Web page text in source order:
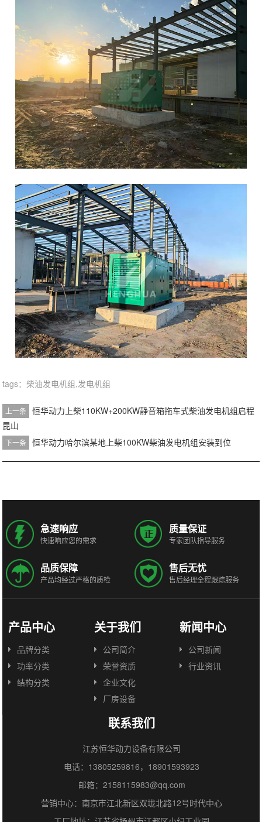
tags：柴油发电机组,发电机组
上一条
恒华动力上柴110KW+200KW静音箱拖车式柴油发电机组启程
昆山
下一条 恒华动力哈尔滨某地上柴100KW柴油发电机组安装到位
急速响应
快速响应您的需求
质量保证
专家团队指导服务
品质保障
产品均经过严格的质检
售后无忧
售后经理全程跟踪服务
产品中心
品牌分类
功率分类
结构分类
关于我们
公司简介
荣誉资质
企业文化
厂房设备
新闻中心
公司新闻
行业资讯
联系我们
江苏恒华动力设备有限公司
电话：13805259816，18901593923
邮箱：2158115983@qq.com
营销中心：南京市江北新区双垅北路12号时代中心